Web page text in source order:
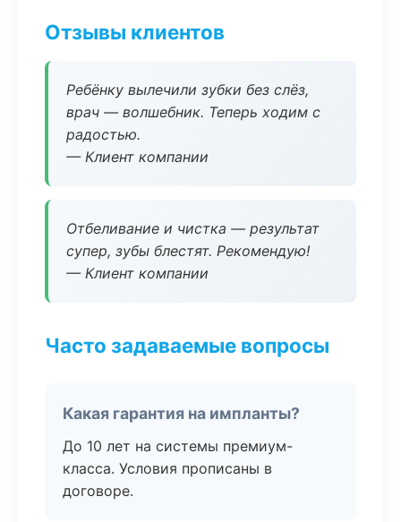
Отзывы клиентов
Ребёнку вылечили зубки без слёз,
врач — волшебник. Теперь ходим с
радостью.
— Клиент компании
Отбеливание и чистка — результат
супер, зубы блестят. Рекомендую!
— Клиент компании
Часто задаваемые вопросы
Какая гарантия на импланты?
До 10 лет на системы премиум-
класса. Условия прописаны в
договоре.